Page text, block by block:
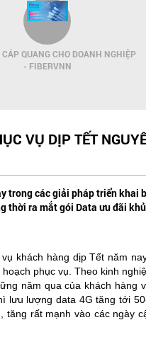
QUANG CHO DOANH NGHIỆP
- FIBERVNN
VỤ DỊP TẾT
các giải pháp triển khai
ra mắt gói Data ưu đãi
khách hàng dịp Tết năm
phục vụ. Theo kinh
năm qua của khách hàng
lưu lượng data 4G tăng tới
rất mạnh vào các ngày